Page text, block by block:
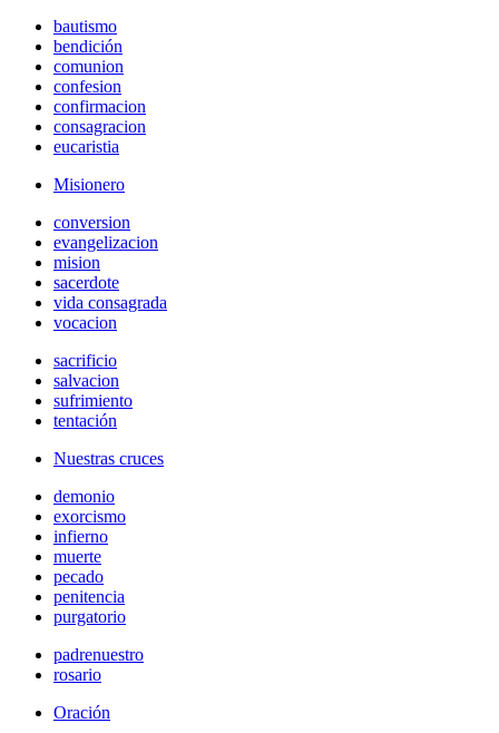
bautismo
bendición
comunion
confesion
confirmacion
consagracion
eucaristia
Misionero
conversion
evangelizacion
mision
sacerdote
vida consagrada
vocacion
sacrificio
salvacion
sufrimiento
tentación
Nuestras cruces
demonio
exorcismo
infierno
muerte
pecado
penitencia
purgatorio
padrenuestro
rosario
Oración